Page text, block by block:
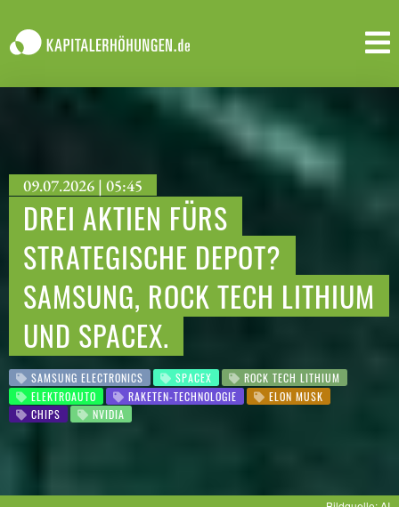
09.07.2026 | 05:45
DREI AKTIEN FÜRS
STRATEGISCHE DEPOT?
SAMSUNG, ROCK TECH LITHIUM
UND SPACEX.
SAMSUNG ELECTRONICS SPACEX
ROCK TECH LITHIUM
ELEKTROAUTO
RAKETEN-TECHNOLOGIE
ELON MUSK
CHIPS
NVIDIA